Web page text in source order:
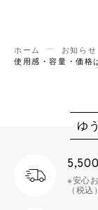
ホーム
お知らせ
使用感・容量・価格
ゆ
※安心
（税